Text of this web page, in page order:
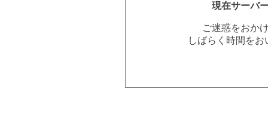
現在サーバ
ご迷惑をおか
しばらく時間を